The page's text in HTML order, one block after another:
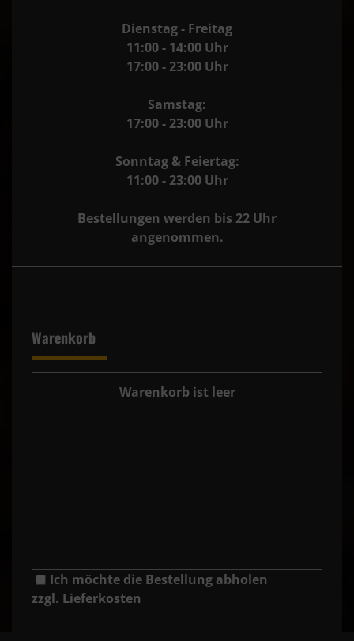
Dienstag - Freitag
11:00 - 14:00 Uhr
17:00 - 23:00 Uhr
Samstag:
17:00 - 23:00 Uhr
Sonntag & Feiertag:
11:00 - 23:00 Uhr
Bestellungen werden bis 22 Uhr
angenommen.
Warenkorb
Warenkorb ist leer
Ich möchte die Bestellung abholen
zzgl. Lieferkosten